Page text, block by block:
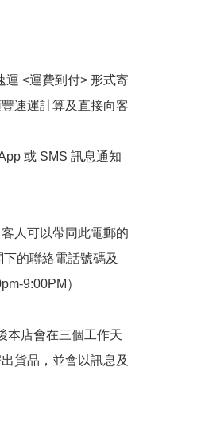
運 <運費到付> 形式寄
速運計算及直接向客
或 SMS 訊息通知
人可以帶同此電郵的
的聯絡電話號碼及
9:00PM）
本店會在三個工作天
貨品，並會以訊息及